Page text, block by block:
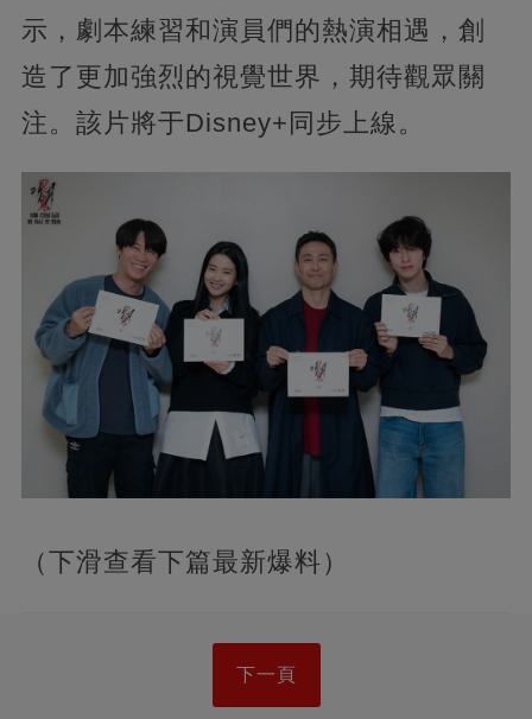
示，劇本練習和演員們的熱演相遇，創
造了更加強烈的視覺世界，期待觀眾關
注。該片將于Disney+同步上線。
（下滑查看下篇最新爆料）
下一頁